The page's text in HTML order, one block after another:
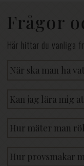
Frågor
Här hittar du vanliga
När ska man ha
Kan jag lära mig
Hur mäter man
Hur provsmakar